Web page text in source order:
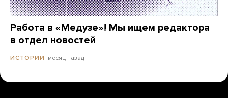
Работа в «Медузе»! Мы ищем редактора
в отдел новостей
ИСТОРИИ месяц назад